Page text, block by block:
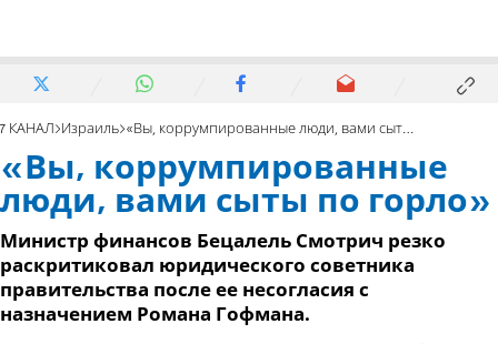
7 КАНАЛ Израиль «Вы, коррумпированные люди, вами сыты по горло»
«Вы, коррумпированные
люди, вами сыты по горло»
Министр финансов Бецалель Смотрич резко
раскритиковал юридического советника
правительства после ее несогласия с
назначением Романа Гофмана.